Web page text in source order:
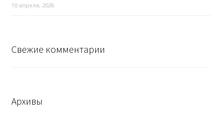
10 апреля, 2026
Свежие комментарии
Архивы